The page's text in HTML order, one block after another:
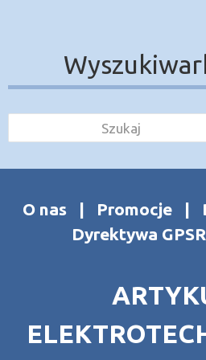
O nas| Promocje|
Dyrektywa GPSR